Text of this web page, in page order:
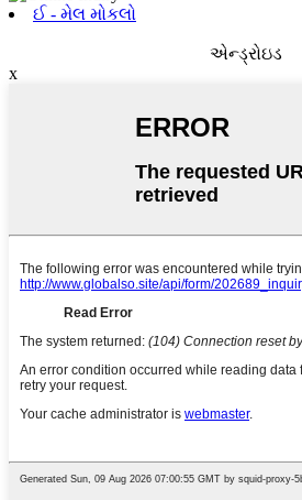
ઈ - મેલ મોકલો
એન્ડ્રોઇડ
x